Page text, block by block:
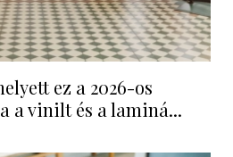
ez a 2026-os
a vinilt és a laminá...